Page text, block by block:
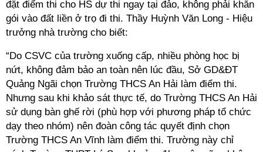
đặt điểm thi cho HS dự thi ngay tại đảo, không phải khăn
gói vào đất liền ở trọ đi thi. Thầy Huỳnh Văn Long - Hiệu
trưởng nhà trường cho biết:
“Do CSVC của trường xuống cấp, nhiều phòng học bị
nứt, không đảm bảo an toàn nên lúc đầu, Sở GD&ĐT
Quảng Ngãi chọn Trường THCS An Hải làm điểm thi.
Nhưng sau khi khảo sát thực tế, do Trường THCS An Hải
sử dụng bàn ghế rời (phù hợp với phương pháp tổ chức
dạy theo nhóm) nên đoàn công tác quyết định chọn
Trường THCS An Vĩnh làm điểm thi. Trường này chỉ